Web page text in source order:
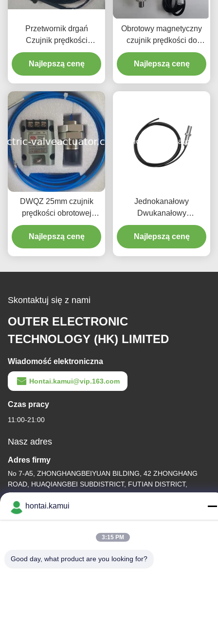
Przetwornik drgań
Czujnik prędkości
obrotowej Obudowa ze
stopu aluminium
Najlepszą cenę
Obrotowy magnetyczny
czujnik prędkości do
pomiaru drgań gniazda
łożyska
Najlepszą cenę
DWQZ 25mm czujnik
prędkości obrotowej
indukcyjny typ czujnika
prądów wirowych
Najlepszą cenę
Jednokanałowy
Dwukanałowy
magnetyczny czujnik
prędkości Kwadratowa
fala wyjściowa
Najlepszą cenę
Skontaktuj się z nami
OUTER ELECTRONIC
TECHNOLOGY (HK) LIMITED
Wiadomość elektroniczna
Hontai.kamui@vip.163.com
Czas pracy
11:00-21:00
Nasz adres
Adres firmy
No 7-A5, ZHONGHANGBEIYUAN BILDING, 42 ZHONGHANG
ROAD, HUAQIANGBEI SUBDISTRICT, FUTIAN DISTRICT,
SHENZHEN, CHINA
Adres fabryki
hontai.kamui
3:15 PM
Good day, what product are you looking for?